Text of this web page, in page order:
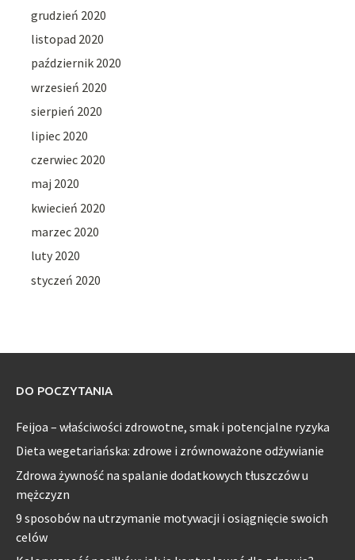
grudzień 2020
listopad 2020
październik 2020
wrzesień 2020
sierpień 2020
lipiec 2020
czerwiec 2020
maj 2020
kwiecień 2020
marzec 2020
luty 2020
styczeń 2020
DO POCZYTANIA
Feijoa – właściwości zdrowotne, smak i potencjalne ryzyka
Dieta wegetariańska: zdrowe i zrównoważone odżywianie
Zdrowa żywność na spalanie dodatkowych tłuszczów u
mężczyzn
9 sposobów na utrzymanie motywacji i osiągnięcie swoich
celów